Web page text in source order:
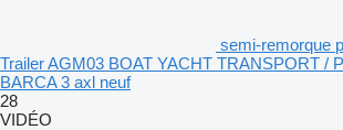
semi-remorque
Trailer AGM03 BOAT YACHT TRANSPORT /
BARCA 3 axl neuf
28
VIDÉO